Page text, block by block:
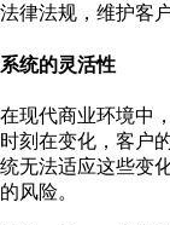
法律法规，维护客
系统的灵活性
在现代商业环境中
时刻在变化，客户
统无法适应这些变
的风险。